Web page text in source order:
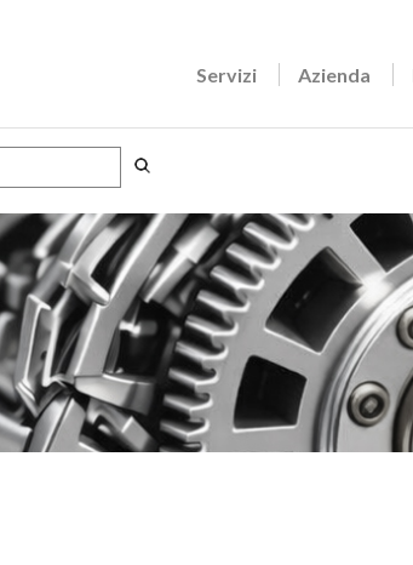
Servizi Azienda